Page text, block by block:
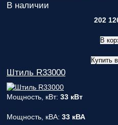
В наличии
202
В
Купить
Штиль R33000
Мощность, кВт: 33 кВт
Мощность, кВА: 33 кВА